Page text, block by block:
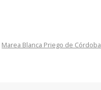
Marea Blanca Priego de Córdoba